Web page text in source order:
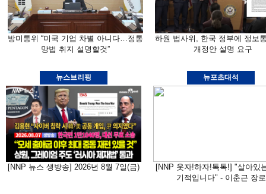
방미통위 “미국 기업 차별 아니다…정통
망법 취지 설명할것”
하원 법사위, 한국 정부에 정보
개정안 설명 요구
뉴스브리핑
[NNP 뉴스 생방송] 2026년 8월 7일(금)
뉴포초대석
[NNP 웃자!하자!톡톡!] "살아있
기적입니다" - 이춘근 장로